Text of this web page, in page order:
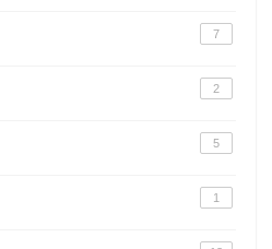
7
2
5
1